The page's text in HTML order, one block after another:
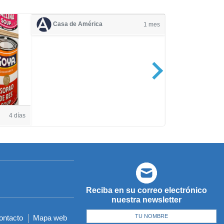
4 días
Casa de América 1 mes
Reciba en su correo electrónico
nuestra newsletter
Mapa web